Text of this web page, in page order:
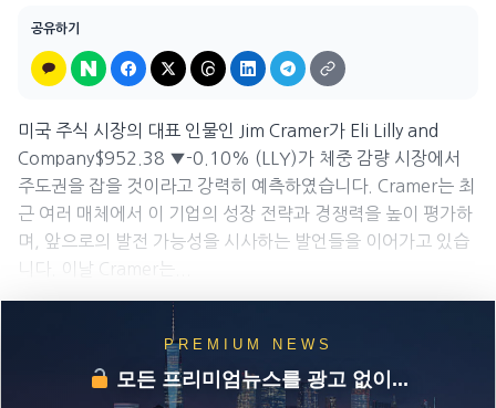
공유하기
미국 주식 시장의 대표 인물인 Jim Cramer가 Eli Lilly and
Company$952.38 ▼-0.10% (LLY)가 체중 감량 시장에서
주도권을 잡을 것이라고 강력히 예측하였습니다. Cramer는 최
근 여러 매체에서 이 기업의 성장 전략과 경쟁력을 높이 평가하
며, 앞으로의 발전 가능성을 시사하는 발언들을 이어가고 있습
니다. 이날 Cramer는...
PREMIUM NEWS
모든 프리미엄뉴스를 광고 없이...